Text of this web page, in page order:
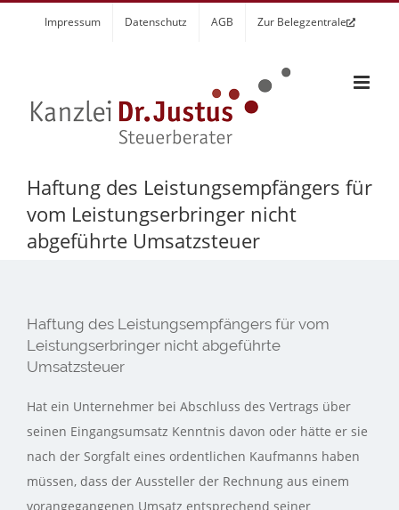
Impressum Datenschutz AGB Zur Belegzentrale
Haftung des Leistungsempfängers für
vom Leistungserbringer nicht
abgeführte Umsatzsteuer
Haftung des Leistungsempfängers für vom
Leistungserbringer nicht abgeführte
Umsatzsteuer
Hat ein Unternehmer bei Abschluss des Vertrags über
seinen Eingangsumsatz Kenntnis davon oder hätte er sie
nach der Sorgfalt eines ordentlichen Kaufmanns haben
müssen, dass der Aussteller der Rechnung aus einem
vorangegangenen Umsatz entsprechend seiner